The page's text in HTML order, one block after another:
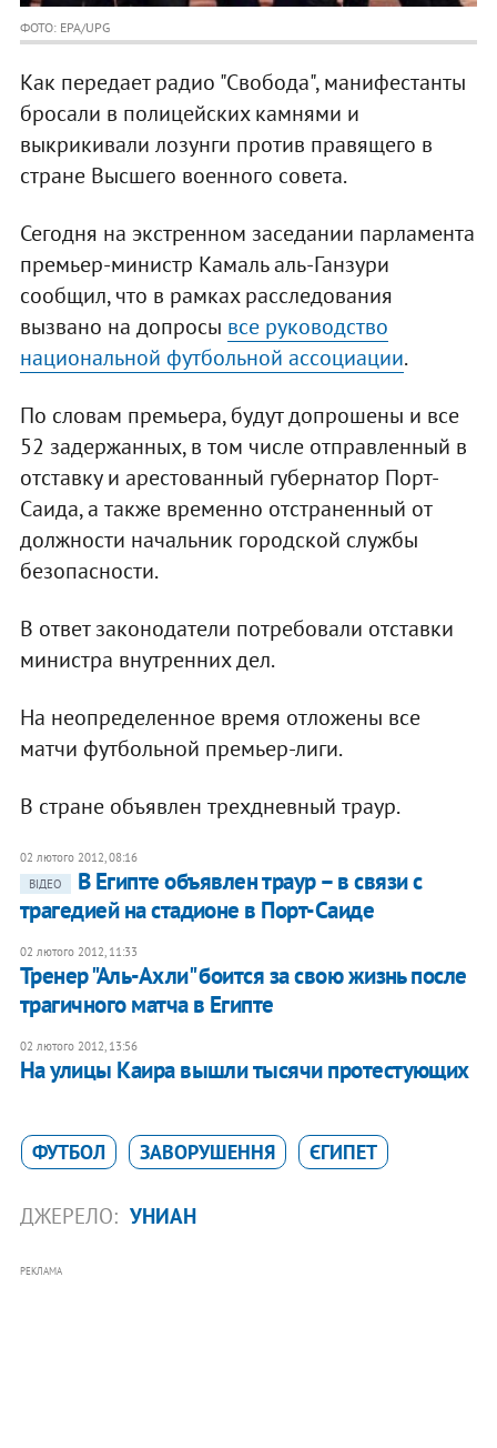
ФОТО: EPA/UPG
Как передает радио "Свобода", манифестанты
бросали в полицейских камнями и
выкрикивали лозунги против правящего в
стране Высшего военного совета.
Сегодня на экстренном заседании парламента
премьер-министр Камаль аль-Ганзури
сообщил, что в рамках расследования
вызвано на допросы все руководство
национальной футбольной ассоциации.
По словам премьера, будут допрошены и все
52 задержанных, в том числе отправленный в
отставку и арестованный губернатор Порт-
Саида, а также временно отстраненный от
должности начальник городской службы
безопасности.
В ответ законодатели потребовали отставки
министра внутренних дел.
На неопределенное время отложены все
матчи футбольной премьер-лиги.
В стране объявлен трехдневный траур.
02 лютого 2012, 08:16
ВІДЕО
В Египте объявлен траур – в связи с
трагедией на стадионе в Порт-Саиде
02 лютого 2012, 11:33
Тренер "Аль-Ахли" боится за свою жизнь после
трагичного матча в Египте
02 лютого 2012, 13:56
​На улицы Каира вышли тысячи протестующих
ФУТБОЛ ЗАВОРУШЕННЯ ЄГИПЕТ
ДЖЕРЕЛО: УНИАН
РЕКЛАМА